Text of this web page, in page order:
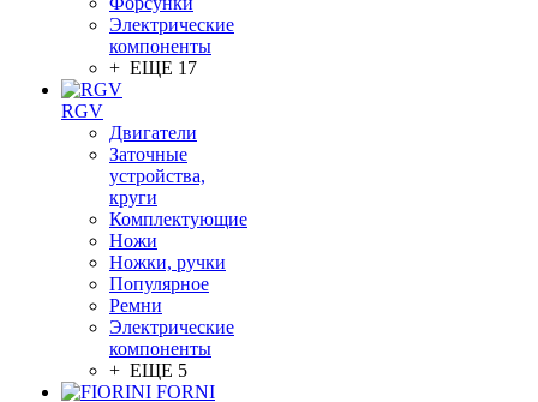
Электрические
компоненты
+ ЕЩЕ 17
RGV
Двигатели
Заточные
устройства,
круги
Комплектующие
Ножи
Ножки, ручки
Популярное
Ремни
Электрические
компоненты
+ ЕЩЕ 5